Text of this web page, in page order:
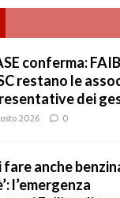
conferma:
restano le
dei
2026 0
fare anche
l’emergenza